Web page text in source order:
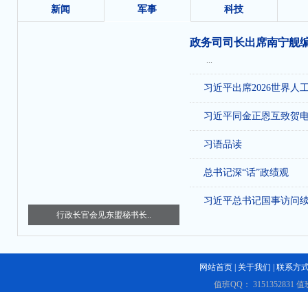
新闻 军事 科技
行政长官会见东盟秘书长..
政务司司长出席南宁舰
...
习近平出席2026世界人
习近平同金正恩互致贺
习语品读
总书记深“话”政绩观
习近平总书记国事访问
网站首页 关于我们
联系方
值班QQ： 3151352831